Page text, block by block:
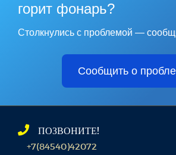
горит фонарь?
Столкнулись с проблемой —
Сообщить о
ПОЗВОНИТЕ!
+7(84540)42072